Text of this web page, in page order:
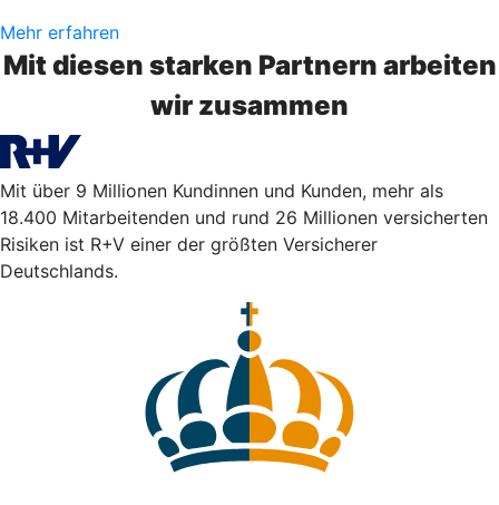
Mehr erfahren
Mit diesen starken Partnern arbeiten
wir zusammen
Mit über 9 Millionen Kundinnen und Kunden, mehr als
18.400 Mitarbeitenden und rund 26 Millionen versicherten
Risiken ist R+V einer der größten Versicherer
Deutschlands.